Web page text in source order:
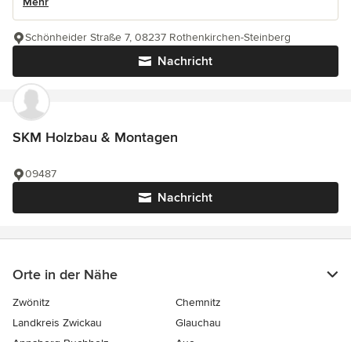
Nachricht
Schönheider Straße 7, 08237 Rothenkirchen-Steinberg
SKM Holzbau & Montagen
Nachricht
09487
Orte in der Nähe
Zwönitz
Chemnitz
Landkreis Zwickau
Glauchau